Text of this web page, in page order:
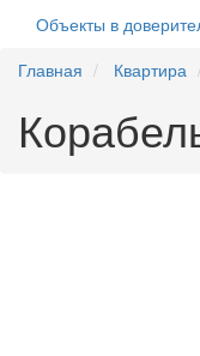
Объекты в
Главная
Квартира